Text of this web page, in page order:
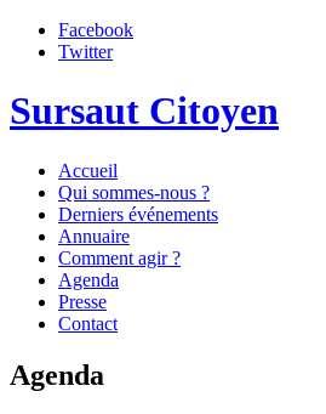
Facebook
Twitter
Sursaut Citoyen
Accueil
Qui sommes-nous ?
Derniers événements
Annuaire
Comment agir ?
Agenda
Presse
Contact
Agenda